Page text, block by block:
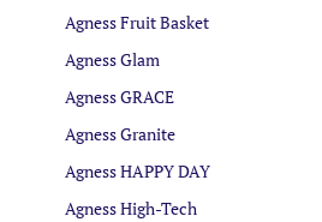
Agness Fruit Basket
Agness Glam
Agness GRACE
Agness Granite
Agness HAPPY DAY
Agness High-Tech